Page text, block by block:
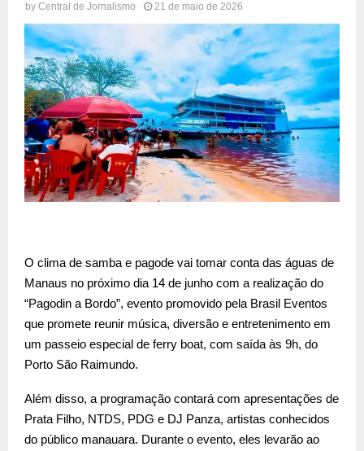
by Central de Jornalismo 21 de maio de 2026
O clima de samba e pagode vai tomar conta das águas de
Manaus no próximo dia 14 de junho com a realização do
“Pagodin a Bordo”, evento promovido pela Brasil Eventos
que promete reunir música, diversão e entretenimento em
um passeio especial de ferry boat, com saída às 9h, do
Porto São Raimundo.
Além disso, a programação contará com apresentações de
Prata Filho, NTDS, PDG e DJ Panza, artistas conhecidos
do público manauara. Durante o evento, eles levarão ao